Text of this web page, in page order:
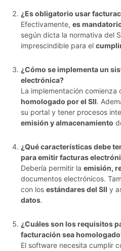
¿Es obligatorio usar
Efectivamente, es
según dicta la normativa del
imprescindible para el
¿Cómo se implementa un
electrónica?
La implementación comienza
homologado por el SII.
su portal y tener procesos
emisión y almacenamiento
¿Qué características debe
para emitir facturas
Debería permitir la emisión,
documentos electrónicos.
con los estándares del SII y
datos.
¿Cuáles son los requisitos
facturación sea
El software necesita cumplir